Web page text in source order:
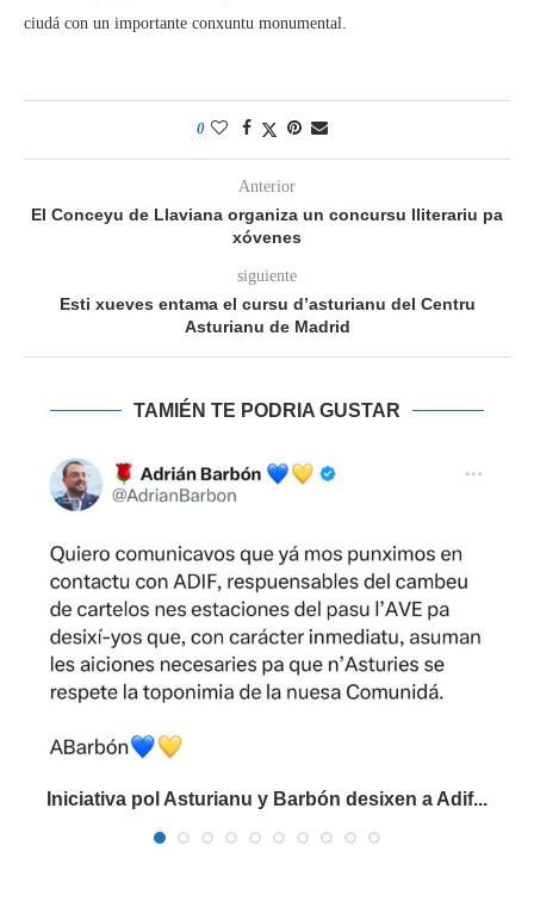
ciudá con un importante conxuntu monumental.
0
Anterior
El Conceyu de Llaviana organiza un concursu lliterariu pa
xóvenes
siguiente
Esti xueves entama el cursu d’asturianu del Centru
Asturianu de Madrid
TAMIÉN TE PODRIA GUSTAR
Iniciativa pol Asturianu y Barbón desixen a Adif...